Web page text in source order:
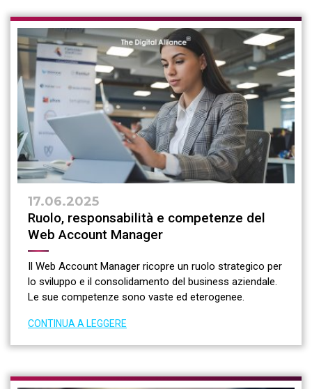
17.06.2025
Ruolo, responsabilità e competenze del
Web Account Manager
Il Web Account Manager ricopre un ruolo strategico per
lo sviluppo e il consolidamento del business aziendale.
Le sue competenze sono vaste ed eterogenee.
CONTINUA A LEGGERE